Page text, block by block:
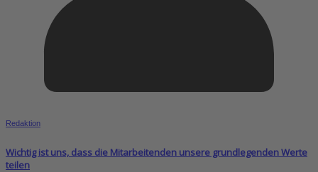
Redaktion
Wichtig ist uns, dass die Mitarbeitenden unsere grundlegenden Werte
teilen